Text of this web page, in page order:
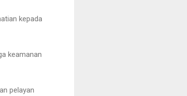
kepada
keamanan
pelayan